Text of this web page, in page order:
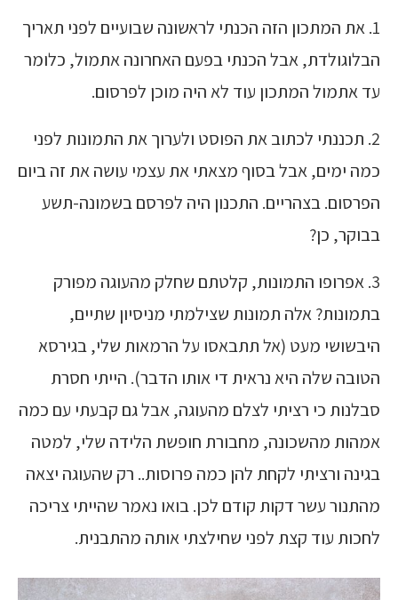
1. את המתכון הזה הכנתי לראשונה שבועיים לפני תאריך
הבלוגולדת, אבל הכנתי בפעם האחרונה אתמול, כלומר
עד אתמול המתכון עוד לא היה מוכן לפרסום.
2. תכננתי לכתוב את הפוסט ולערוך את התמונות לפני
כמה ימים, אבל בסוף מצאתי את עצמי עושה את זה ביום
הפרסום. בצהריים. התכנון היה לפרסם בשמונה-תשע
בבוקר, כן?
3. אפרופו התמונות, קלטתם שחלק מהעוגה מפורק
בתמונות? אלה תמונות שצילמתי מניסיון שתיים,
היבשושי מעט (אל תתבאסו על הרמאות שלי, בגירסא
הטובה שלה היא נראית די אותו הדבר). הייתי חסרת
סבלנות כי רציתי לצלם מהעוגה, אבל גם קבעתי עם כמה
אמהות מהשכונה, מחבורת חופשת הלידה שלי, למטה
בגינה ורציתי לקחת להן כמה פרוסות.. רק שהעוגה יצאה
מהתנור עשר דקות קודם לכן. בואו נאמר שהייתי צריכה
לחכות עוד קצת לפני שחילצתי אותה מהתבנית.